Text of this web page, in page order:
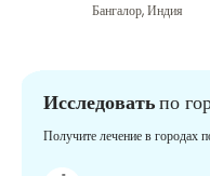
Бангалор,Индия
Исследоватьпо
Получите лечение в